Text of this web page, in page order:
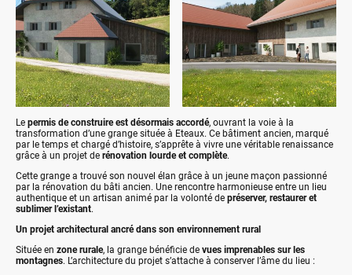
Le permis de construire est désormais accordé, ouvrant la voie à la
transformation d’une grange située à Eteaux. Ce bâtiment ancien, marqué
par le temps et chargé d’histoire, s’apprête à vivre une véritable renaissance
grâce à un projet de rénovation lourde et complète.
Cette grange a trouvé son nouvel élan grâce à un jeune maçon passionné
par la rénovation du bâti ancien. Une rencontre harmonieuse entre un lieu
authentique et un artisan animé par la volonté de préserver, restaurer et
sublimer l’existant.
Un projet architectural ancré dans son environnement rural
Située en zone rurale, la grange bénéficie de vues imprenables sur les
montagnes. L’architecture du projet s’attache à conserver l’âme du lieu :